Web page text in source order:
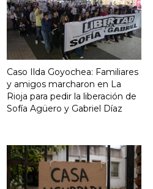
Caso Ilda Goyochea: Familiares
y amigos marcharon en La
Rioja para pedir la liberación de
Sofía Agüero y Gabriel Díaz